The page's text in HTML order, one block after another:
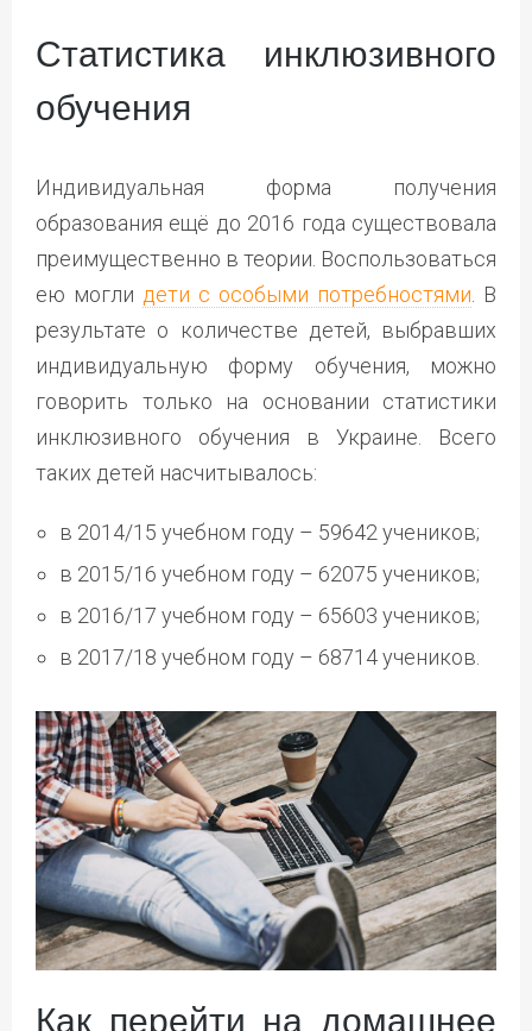
Статистика инклюзивного
обучения
Индивидуальная форма получения
образования ещё до 2016 года существовала
преимущественно в теории. Воспользоваться
ею могли дети с особыми потребностями . В
результате о количестве детей, выбравших
индивидуальную форму обучения, можно
говорить только на основании статистики
инклюзивного обучения в Украине. Всего
таких детей насчитывалось:
в 2014/15 учебном году – 59642 учеников;
в 2015/16 учебном году – 62075 учеников;
в 2016/17 учебном году – 65603 учеников;
в 2017/18 учебном году – 68714 учеников.
Как перейти на домашнее